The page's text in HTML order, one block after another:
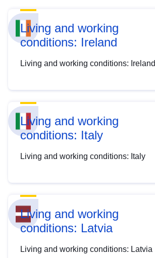
Living and working
conditions: Ireland
Living and working conditions: Ireland
Living and working
conditions: Italy
Living and working conditions: Italy
Living and working
conditions: Latvia
Living and working conditions: Latvia